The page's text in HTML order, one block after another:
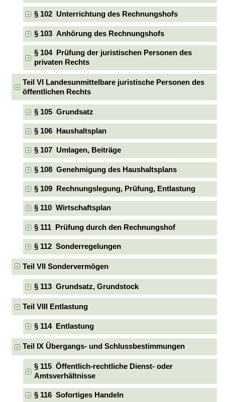
§ 102 Unterrichtung des Rechnungshofs
§ 103 Anhörung des Rechnungshofs
§ 104 Prüfung der juristischen Personen des
privaten Rechts
Teil VI Landesunmittelbare juristische Personen des
öffentlichen Rechts
§ 105 Grundsatz
§ 106 Haushaltsplan
§ 107 Umlagen, Beiträge
§ 108 Genehmigung des Haushaltsplans
§ 109 Rechnungslegung, Prüfung, Entlastung
§ 110 Wirtschaftsplan
§ 111 Prüfung durch den Rechnungshof
§ 112 Sonderregelungen
Teil VII Sondervermögen
§ 113 Grundsatz, Grundstock
Teil VIII Entlastung
§ 114 Entlastung
Teil IX Übergangs- und Schlussbestimmungen
§ 115 Öffentlich-rechtliche Dienst- oder
Amtsverhältnisse
§ 116 Sofortiges Handeln